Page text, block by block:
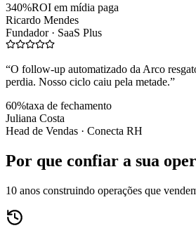
340%ROI em mídia paga
Ricardo Mendes
Fundador · SaaS Plus
“O follow-up automatizado da Arco
perdia. Nosso ciclo caiu pela metade.”
60%taxa de fechamento
Juliana Costa
Head de Vendas · Conecta RH
Por que confiar a sua
10 anos construindo operações que